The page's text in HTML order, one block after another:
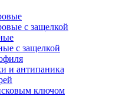
с защелкой
с защелкой
и антипаника
ключом